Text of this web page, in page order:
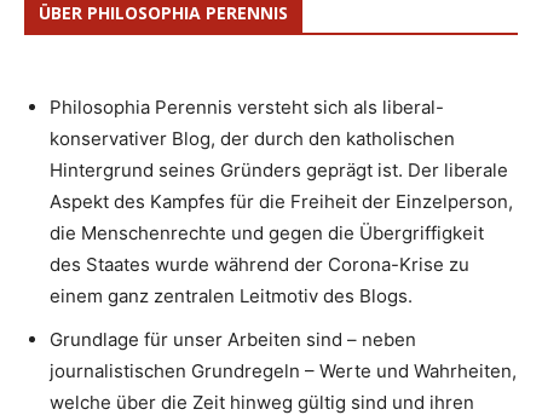
ÜBER PHILOSOPHIA PERENNIS
Philosophia Perennis versteht sich als liberal-
konservativer Blog, der durch den katholischen
Hintergrund seines Gründers geprägt ist. Der liberale
Aspekt des Kampfes für die Freiheit der Einzelperson,
die Menschenrechte und gegen die Übergriffigkeit
des Staates wurde während der Corona-Krise zu
einem ganz zentralen Leitmotiv des Blogs.
Grundlage für unser Arbeiten sind – neben
journalistischen Grundregeln – Werte und Wahrheiten,
welche über die Zeit hinweg gültig sind und ihren